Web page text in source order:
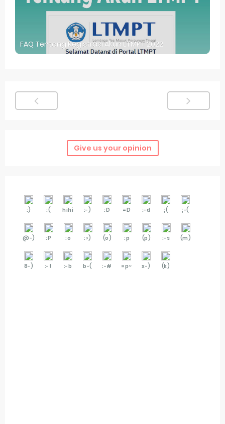
FAQ Tentang Registrasi Akun LTMPT 2022
Give us your opinion
:) :( hihi :-) :D =D :-d ;( ;-(
@-) :P :o :>) (o) :p (p) :-s (m)
8-) :-t :-b b-( :-# =p~ x-) (k)